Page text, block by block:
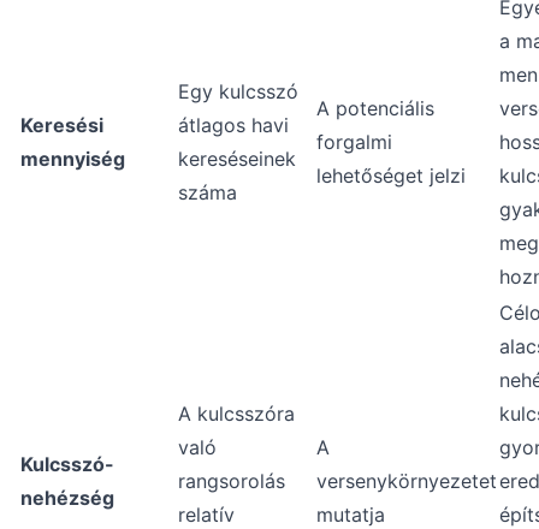
Keresési
mennyiség
Egy kulcsszó
átlagos havi
kereséseinek
száma
A potenciális
forgalmi
lehetőséget jelzi
a
Kulcsszó-
nehézség
A kulcsszóra
való
rangsorolás
relatív
A
versenykörnyezetet
mutatja